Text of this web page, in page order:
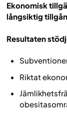
Ekonomisk
långsiktig
Resultaten
Riktat